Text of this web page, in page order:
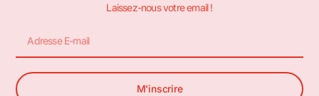
Laissez-nous votre email !
M'inscrire